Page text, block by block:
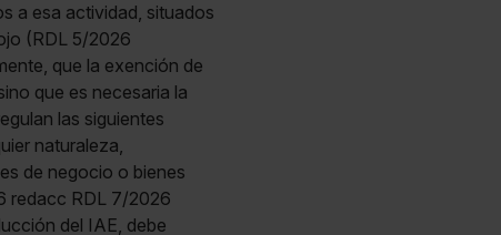
a esa actividad, situados
(RDL 5/2026
que la exención de
que es necesaria la
las siguientes
naturaleza,
de negocio o bienes
redacc RDL 7/2026
del IAE, debe